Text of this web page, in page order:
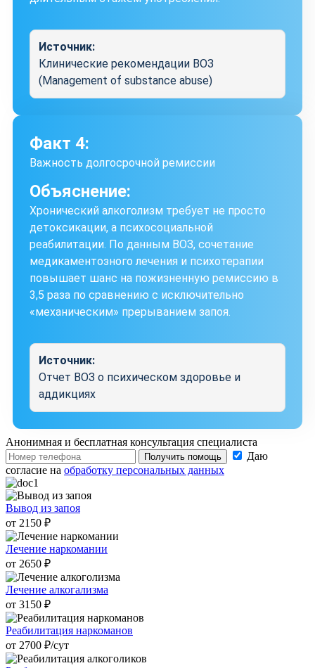
Источник:
Клинические рекомендации ВОЗ
(Management of substance abuse)
Факт 4:
Важность долгосрочной ремиссии
Объяснение:
Хронический алкоголизм требует не просто
детоксикации, а психосоциальной
реабилитации. По данным ВОЗ, сочетание
медикаментозного лечения и психотерапии
повышает шанс на пожизненную ремиссию в
3,5 раза по сравнению с исключительно
«механическим» прерыванием запоя.
Источник:
Отчет ВОЗ о психическом здоровье и
аддикциях
Анонимная и бесплатная консультация специалиста
Получить помощь
Даю
согласие на обработку персональных данных
Вывод из запоя
от 2150 ₽
Лечение наркомании
от 2650 ₽
Лечение алкогализма
от 3150 ₽
Реабилитация наркоманов
от 2700 ₽/cут